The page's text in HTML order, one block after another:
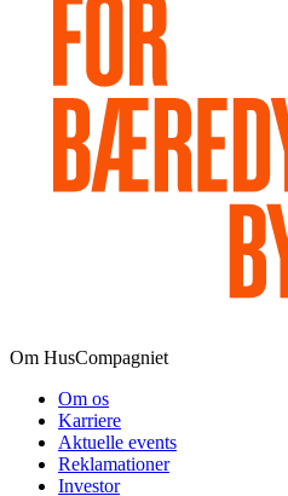
Om HusCompagniet
Om os
Karriere
Aktuelle events
Reklamationer
Investor